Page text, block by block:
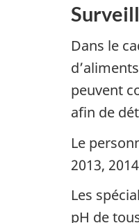
Dans le
peuvent
afin de
Le
2013,
Les
pH de